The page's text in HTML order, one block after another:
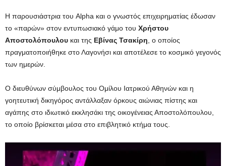
Η παρουσιάστρια του Alpha και ο γνωστός επιχειρηματίας έδωσαν
το «παρών» στον εντυπωσιακό γάμο του Χρήστου
Αποστολόπουλου και της Εβίνας Τσακίρη , ο οποίος
πραγματοποιήθηκε στο Λαγονήσι και αποτέλεσε το κοσμικό γεγονός
των ημερών.
Ο διευθύνων σύμβουλος του Ομίλου Ιατρικού Αθηνών και η
γοητευτική δικηγόρος αντάλλαξαν όρκους αιώνιας πίστης και
αγάπης στο ιδιωτικό εκκλησάκι της οικογένειας Αποστολόπουλου,
το οποίο βρίσκεται μέσα στο επιβλητικό κτήμα τους.